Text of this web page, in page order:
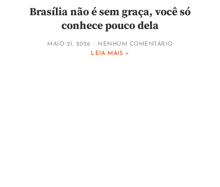
Brasília não é sem graça, você só
conhece pouco dela
MAIO 21, 2026
NENHUM COMENTÁRIO
LEIA MAIS »